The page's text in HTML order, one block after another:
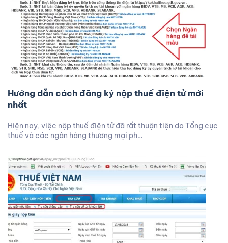
Hướng dẫn cách đăng ký nộp thuế điện tử mới
nhất
Hiện nay, việc nộp thuế điện tử đã rất thuận tiện do Tổng cục
thuế và các ngân hàng thương mại ph…